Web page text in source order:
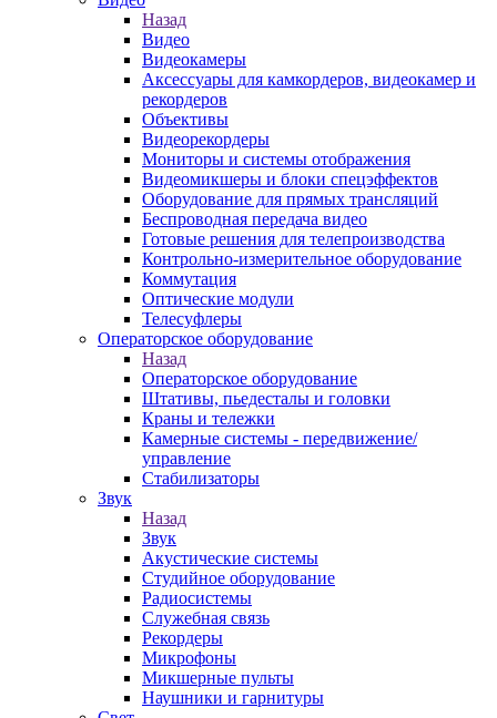
Назад
Видео
Видеокамеры
Аксессуары для камкордеров, видеокамер и
рекордеров
Объективы
Видеорекордеры
Мониторы и системы отображения
Видеомикшеры и блоки спецэффектов
Оборудование для прямых трансляций
Беспроводная передача видео
Готовые решения для телепроизводства
Контрольно-измерительное оборудование
Коммутация
Оптические модули
Телесуфлеры
Операторское оборудование
Назад
Операторское оборудование
Штативы, пьедесталы и головки
Краны и тележки
Камерные системы - передвижение/
управление
Стабилизаторы
Звук
Назад
Звук
Акустические системы
Студийное оборудование
Радиосистемы
Служебная связь
Рекордеры
Микрофоны
Микшерные пульты
Наушники и гарнитуры